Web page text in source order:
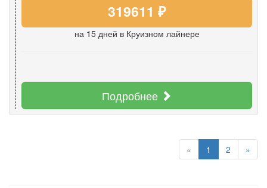
319611 ₽
на 15 дней в Круизном лайнере
Подробнее
« 1 2 »